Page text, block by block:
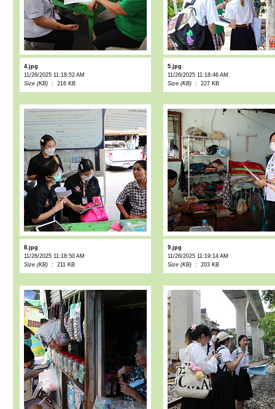
4.jpg
11/26/2025 11:18:52 AM
Size (KB) : 216 KB
5.jpg
11/26/2025 11:18:46 AM
Size (KB) : 227 KB
8.jpg
11/26/2025 11:18:50 AM
Size (KB) : 211 KB
9.jpg
11/26/2025 11:19:14 AM
Size (KB) : 203 KB